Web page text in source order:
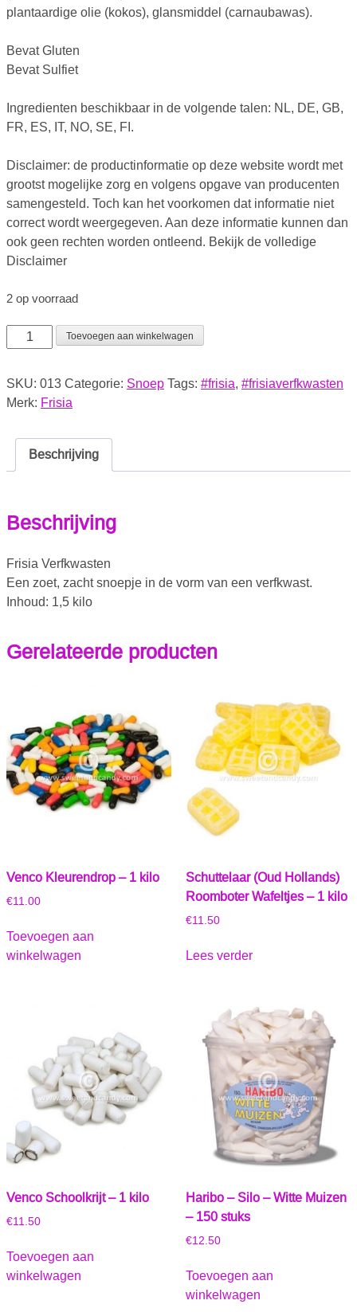
plantaardige olie (kokos), glansmiddel (carnaubawas).
Bevat Gluten
Bevat Sulfiet
Ingredienten beschikbaar in de volgende talen: NL, DE, GB,
FR, ES, IT, NO, SE, FI.
Disclaimer: de productinformatie op deze website wordt met
grootst mogelijke zorg en volgens opgave van producenten
samengesteld. Toch kan het voorkomen dat informatie niet
correct wordt weergegeven. Aan deze informatie kunnen dan
ook geen rechten worden ontleend. Bekijk de volledige
Disclaimer
2 op voorraad
Toevoegen aan winkelwagen
SKU: 013 Categorie: Snoep Tags: #frisia, #frisiaverfkwasten
Merk: Frisia
Beschrijving
Beschrijving
Frisia Verfkwasten
Een zoet, zacht snoepje in de vorm van een verfkwast.
Inhoud: 1,5 kilo
Gerelateerde producten
Venco Kleurendrop – 1 kilo
€11.00
Toevoegen aan
winkelwagen
Schuttelaar (Oud Hollands)
Roomboter Wafeltjes – 1 kilo
€11.50
Lees verder
Venco Schoolkrijt – 1 kilo
€11.50
Toevoegen aan
winkelwagen
Haribo – Silo – Witte Muizen
– 150 stuks
€12.50
Toevoegen aan
winkelwagen